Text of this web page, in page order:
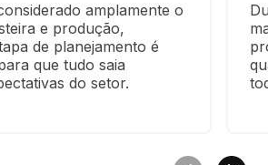
amplamente o
e produção,
de planejamento é
que tudo saia
do setor.